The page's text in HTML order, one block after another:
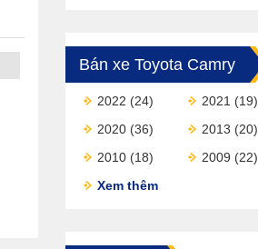
Bán xe Toyota Camry
2022 (24) 2021 (19)
2020 (36) 2013 (20)
2010 (18) 2009 (22)
Xem thêm